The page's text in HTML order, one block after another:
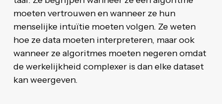
moeten vertrouwen en wanneer ze hun
menselijke intuïtie moeten volgen. Ze weten
hoe ze data moeten interpreteren, maar ook
wanneer ze algoritmes moeten negeren omdat
de werkelijkheid complexer is dan elke dataset
kan weergeven.